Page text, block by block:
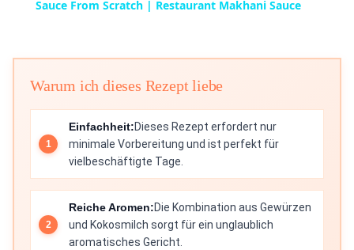
Sauce From Scratch | Restaurant Makhani Sauce
Warum ich dieses Rezept liebe
Einfachheit:Dieses Rezept erfordert nur
minimale Vorbereitung und ist perfekt für
vielbeschäftigte Tage.
Reiche Aromen:Die Kombination aus Gewürzen
und Kokosmilch sorgt für ein unglaublich
aromatisches Gericht.